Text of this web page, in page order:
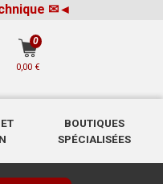
✉◄
0,00 €
0
BOUTIQUES
SPÉCIALISÉES